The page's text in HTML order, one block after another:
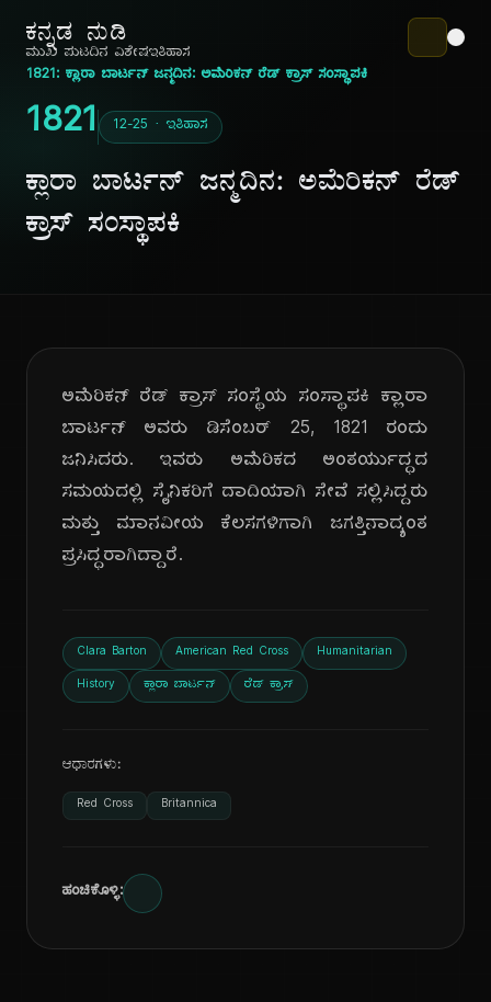
ಕನ್ನಡ ನುಡಿ
ಮುಖ ಪುಟದಿನ ವಿಶೇಷಇತಿಹಾಸ
1821: ಕ್ಲಾರಾ ಬಾರ್ಟನ್ ಜನ್ಮದಿನ: ಅಮೆರಿಕನ್ ರೆಡ್ ಕ್ರಾಸ್ ಸಂಸ್ಥಾಪಕಿ
1821 12-25 · ಇತಿಹಾಸ
ಕ್ಲಾರಾ ಬಾರ್ಟನ್ ಜನ್ಮದಿನ: ಅಮೆರಿಕನ್ ರೆಡ್
ಕ್ರಾಸ್ ಸಂಸ್ಥಾಪಕಿ
ಅಮೆರಿಕನ್ ರೆಡ್ ಕ್ರಾಸ್ ಸಂಸ್ಥೆಯ ಸಂಸ್ಥಾಪಕಿ ಕ್ಲಾರಾ
ಬಾರ್ಟನ್ ಅವರು ಡಿಸೆಂಬರ್ 25, 1821 ರಂದು
ಜನಿಸಿದರು. ಇವರು ಅಮೆರಿಕದ ಅಂತರ್ಯುದ್ಧದ
ಸಮಯದಲ್ಲಿ ಸೈನಿಕರಿಗೆ ದಾದಿಯಾಗಿ ಸೇವೆ ಸಲ್ಲಿಸಿದ್ದರು
ಮತ್ತು ಮಾನವೀಯ ಕೆಲಸಗಳಿಗಾಗಿ ಜಗತ್ತಿನಾದ್ಯಂತ
ಪ್ರಸಿದ್ಧರಾಗಿದ್ದಾರೆ.
Clara Barton American Red Cross Humanitarian
History ಕ್ಲಾರಾ ಬಾರ್ಟನ್ ರೆಡ್ ಕ್ರಾಸ್
ಆಧಾರಗಳು:
Red Cross Britannica
ಹಂಚಿಕೊಳ್ಳಿ: